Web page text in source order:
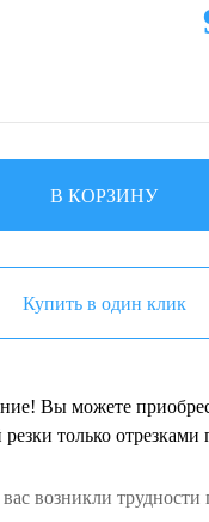
В КОРЗИНУ
Купить в один клик
Вы можете
только отрезками
возникли